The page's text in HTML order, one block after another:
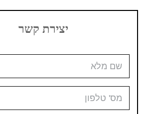
יצירת קשר